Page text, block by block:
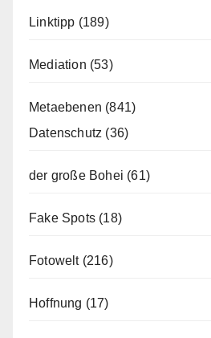
Linktipp (189)
Mediation (53)
Metaebenen (841)
Datenschutz (36)
der große Bohei (61)
Fake Spots (18)
Fotowelt(216)
Hoffnung (17)